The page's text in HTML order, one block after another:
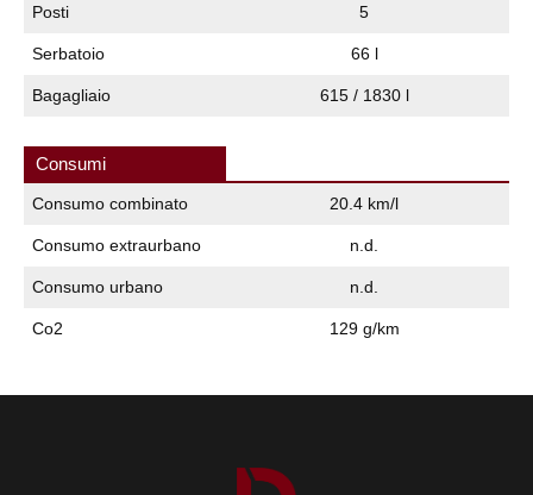
Posti 5
Serbatoio 66 l
Bagagliaio 615 / 1830 l
Consumi
Consumo combinato 20.4 km/l
Consumo extraurbano n.d.
Consumo urbano n.d.
Co2 129 g/km